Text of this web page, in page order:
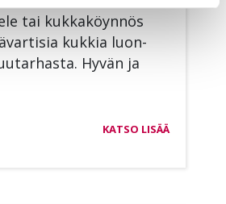
tai kuk­ka­köyn­nös
kuk­kia luon­
Hy­vän ja
KATSO LISÄÄ